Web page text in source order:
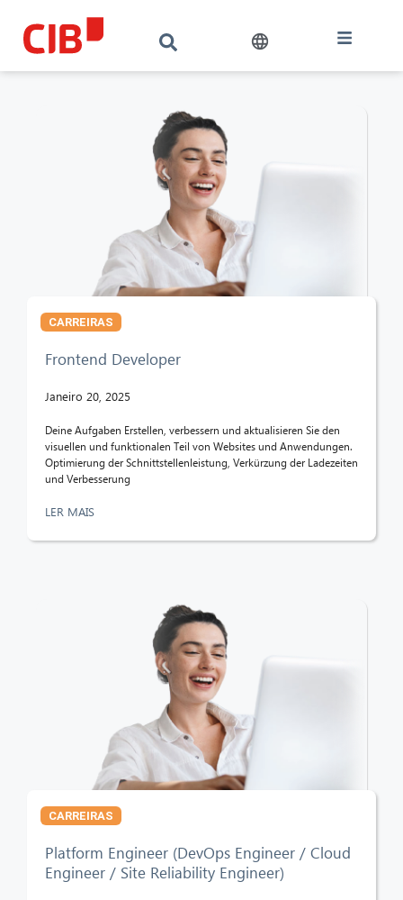
CARREIRAS
Frontend Developer
Janeiro 20, 2025
Deine Aufgaben Erstellen, verbessern und aktualisieren Sie den
visuellen und funktionalen Teil von Websites und Anwendungen.
Optimierung der Schnittstellenleistung, Verkürzung der Ladezeiten
und Verbesserung
LER MAIS
CARREIRAS
Platform Engineer (DevOps Engineer / Cloud
Engineer / Site Reliability Engineer)